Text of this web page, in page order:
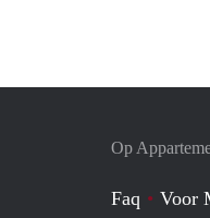
Op
Faq Voor